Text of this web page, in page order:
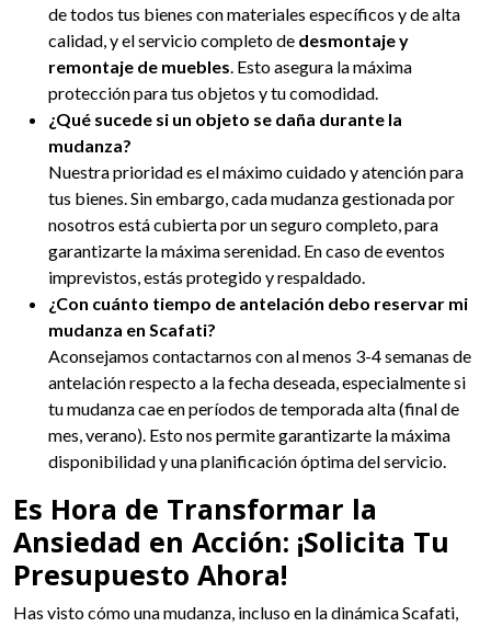
de todos tus bienes con materiales específicos y de alta
calidad, y el servicio completo de desmontaje y
remontaje de muebles. Esto asegura la máxima
protección para tus objetos y tu comodidad.
¿Qué sucede si un objeto se daña durante la
mudanza?
Nuestra prioridad es el máximo cuidado y atención para
tus bienes. Sin embargo, cada mudanza gestionada por
nosotros está cubierta por un seguro completo, para
garantizarte la máxima serenidad. En caso de eventos
imprevistos, estás protegido y respaldado.
¿Con cuánto tiempo de antelación debo reservar mi
mudanza en Scafati?
Aconsejamos contactarnos con al menos 3-4 semanas de
antelación respecto a la fecha deseada, especialmente si
tu mudanza cae en períodos de temporada alta (final de
mes, verano). Esto nos permite garantizarte la máxima
disponibilidad y una planificación óptima del servicio.
Es Hora de Transformar la
Ansiedad en Acción: ¡Solicita Tu
Presupuesto Ahora!
Has visto cómo una mudanza, incluso en la dinámica Scafati,